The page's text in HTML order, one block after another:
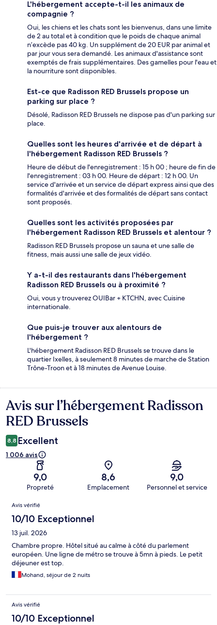
L'hébergement accepte-t-il les animaux de
compagnie ?
Oui, les chiens et les chats sont les bienvenus, dans une limite
de 2 au total et à condition que le poids de chaque animal
n’excède pas 40 kg. Un supplément de 20 EUR par animal et
par jour vous sera demandé. Les animaux d'assistance sont
exemptés de frais supplémentaires. Des gamelles pour l'eau et
la nourriture sont disponibles.
Est-ce que Radisson RED Brussels propose un
parking sur place ?
Désolé, Radisson RED Brussels ne dispose pas d'un parking sur
place.
Quelles sont les heures d'arrivée et de départ à
l'hébergement Radisson RED Brussels ?
Heure de début de l'enregistrement : 15 h 00 ; heure de fin de
l'enregistrement : 03 h 00. Heure de départ : 12 h 00. Un
service d'arrivée et un service de départ express ainsi que des
formalités d'arrivée et des formalités de départ sans contact
sont proposés.
Quelles sont les activités proposées par
l'hébergement Radisson RED Brussels et alentour ?
Radisson RED Brussels propose un sauna et une salle de
fitness, mais aussi une salle de jeux vidéo.
Y a-t-il des restaurants dans l'hébergement
Radisson RED Brussels ou à proximité ?
Oui, vous y trouverez OUIBar + KTCHN, avec Cuisine
internationale.
Que puis-je trouver aux alentours de
l'hébergement ?
L'hébergement Radisson RED Brussels se trouve dans le
quartier Ixelles, à seulement 8 minutes de marche de Station
Trône-Troon et à 18 minutes de Avenue Louise.
Avis
Avis sur l’hébergement Radisson
RED Brussels
8,8 Excellent
1 006 avis
9,0
Propreté
8,6
Emplacement
9,0
Personnel et service
Avis
Avis vérifié
10/10 Exceptionnel
13 juil. 2026
Chambre propre. Hôtel situé au calme à côté du parlement
européen. Une ligne de métro se trouve à 5mn à pieds. Le petit
déjeuner est top.
Mohand, séjour de 2 nuits
Avis vérifié
10/10 Exceptionnel